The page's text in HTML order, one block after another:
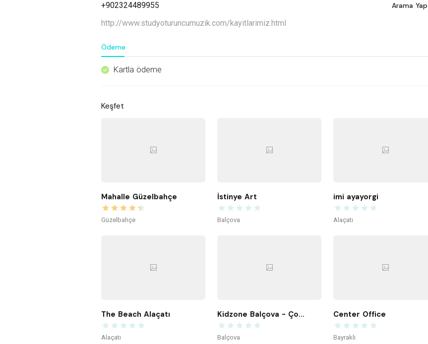
+902324489955 Arama Yap
http://www.studyoturuncumuzik.com/kayitlarimiz.html
Ödeme
^ Kartla ödeme
Keşfet
Mahalle Güzelbahçe
Güzelbahçe
İstinye Art
Balçova
imi ayayorgi
Alaçatı
The Beach Alaçatı
Alaçatı
Kidzone Balçova - Çocuk Gelişim ve Aktivite Merkezi
Balçova
Center Office
Bayraklı